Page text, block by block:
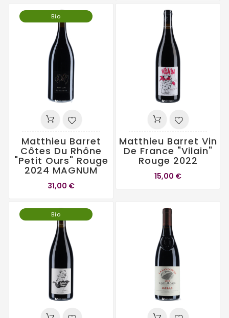
Bio
Matthieu Barret
Côtes Du Rhône
"Petit Ours" Rouge
2024 MAGNUM
31,00 €
Matthieu Barret Vin
De France "Vilain"
Rouge 2022
15,00 €
Bio